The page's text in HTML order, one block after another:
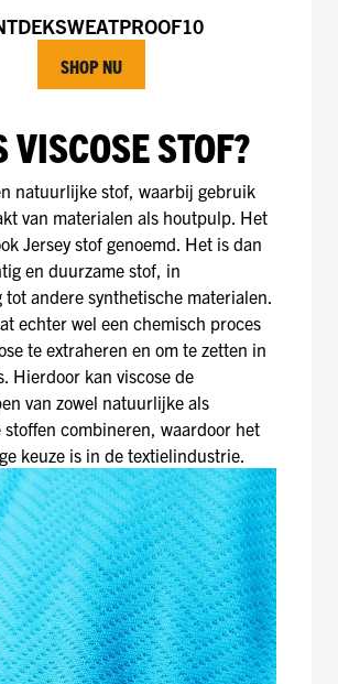
SHOP NU
VISCOSE STOF?
natuurlijke stof, waarbij gebruik
van materialen als houtpulp. Het
Jersey stof genoemd. Het is dan
en duurzame stof, in
andere synthetische materialen.
echter wel een chemisch proces
te extraheren en om te zetten in
Hierdoor kan viscose de
van zowel natuurlijke als
stoffen combineren, waardoor het
keuze is in de textielindustrie.